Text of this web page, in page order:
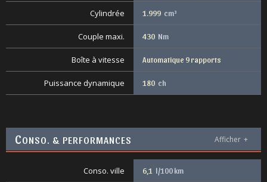
Cylindrée 1.999 cm³
Couple maxi. 430 Nm
Boîte à vitesse Automatique 9 rapports
Puissance dynamique 180 ch
CONSO. & PERFORMANCES Afficher +
Conso. ville 6,1 l/100 km